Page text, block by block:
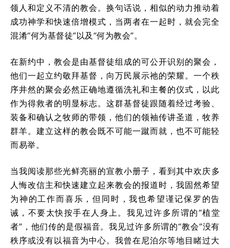
领人和定义不清的教会。换句话说，相似的动力推动着
成功神学和快速倍增模式，当两者在一起时，就会完全
混淆“何为基督徒”以及“何为教会”。
在新约中，教会是由基督徒组成的可公开识别的聚会，
他们一起立约敬拜基督，向万民展示祂的荣耀。一个秩
序井然的聚会必然正确地遵循洗礼和主餐的仪式，以此
作为得救者的明显标志。这群基督徒跟随着经过考验、
装备和确认之牧师的带领，他们的领袖传讲圣道，牧养
群羊。建立这样的教会既不可能一蹴而就，也不可能轻
而易举。
当我阅读那些光鲜亮丽的宣教小册子，看到其中欢庆多
人悔改信主和快速建立起来教会的报道时，我固然希望
为神的工作而喜乐，但同时，我也希望谨记保罗的告
诫， 不要太快按手在人身上。我见过许多所谓的“植堂
者”，他们传的是假福音。我见过许多所谓的“教会”没有
秩序或没有以福音为中心。我曾在尼泊尔等地目睹过大